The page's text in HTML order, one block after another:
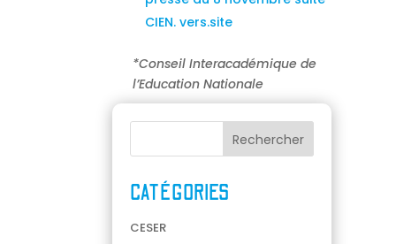
CIEN. vers.site
*Conseil Interacadémique de
l’Education Nationale
CATÉGORIES
CESER